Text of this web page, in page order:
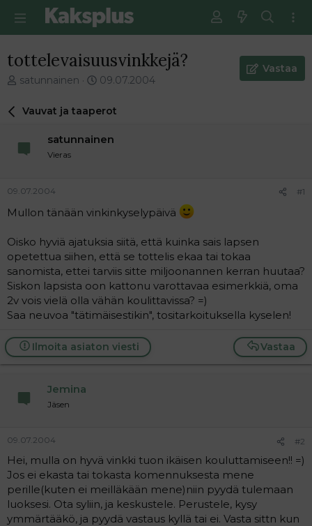
tottelevaisuusvinkkejä?
V
e
i
t
u
a
l
i
t
t
a
a
satunnainen
E
s
m
n
i
e
t
i
09.07.2004
Vastaa
Vauvat ja taaperot
satunnainen
Vieras
09.07.2004 #1
Mullon tänään vinkinkyselypäivä
Oisko hyviä ajatuksia siitä, että kuinka sais lapsen
opetettua siihen, että se tottelis ekaa tai tokaa
sanomista, ettei tarviis sitte miljoonannen kerran huutaa?
Siskon lapsista oon kattonu varottavaa esimerkkiä, oma
2v vois vielä olla vähän koulittavissa? =)
Saa neuvoa "tätimäisestikin", tositarkoituksella kyselen!
Vastaa
Ilmoita asiaton viesti
Jemina
Jäsen
09.07.2004 #2
Hei, mulla on hyvä vinkki tuon ikäisen kouluttamiseen!! =)
Jos ei ekasta tai tokasta komennuksesta mene
perille(kuten ei meilläkään mene)niin pyydä tulemaan
luoksesi. Ota syliin, ja keskustele. Perustele, kysy
ymmärtääkö, ja pyydä vastaus kyllä tai ei. Vasta sittn kun